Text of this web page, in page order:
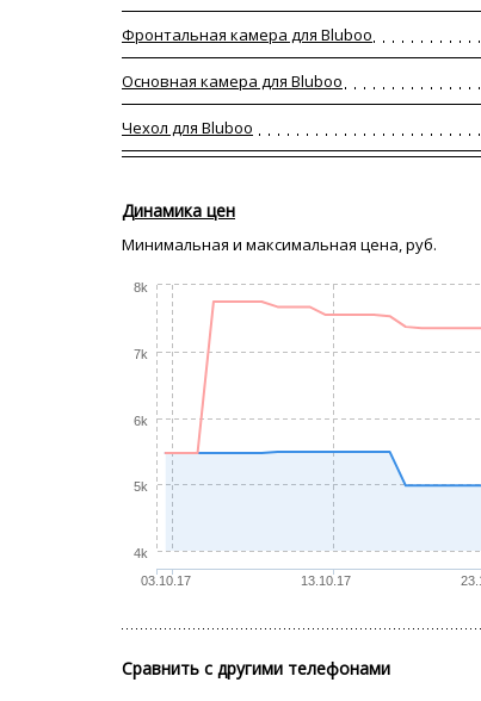
Фронтальная камера для Bluboo
Основная камера для Bluboo
Чехол для Bluboo
Динамика цен
Минимальная и максимальная цена, руб.
03.10.17 13.10.17
4k
5k
6k
7k
8k
Сравнить с другими телефонами